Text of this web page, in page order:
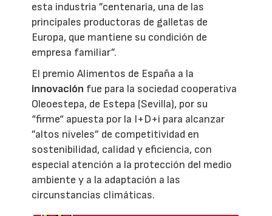
esta industria ”centenaria, una de las
principales productoras de galletas de
Europa, que mantiene su condición de
empresa familiar”.
El premio Alimentos de España a la
innovación fue para la sociedad cooperativa
Oleoestepa, de Estepa (Sevilla), por su
“firme“ apuesta por la I+D+i para alcanzar
”altos niveles” de competitividad en
sostenibilidad, calidad y eficiencia, con
especial atención a la protección del medio
ambiente y a la adaptación a las
circunstancias climáticas.